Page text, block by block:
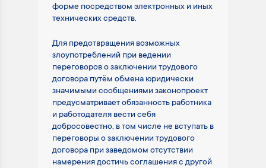
форме посредством электронных и иных
технических средств.
Для предотвращения возможных
злоупотреблений при ведении
переговоров о заключении трудового
договора путём обмена юридически
значимыми сообщениями законопроект
предусматривает обязанность работника
и работодателя вести себя
добросовестно, в том числе не вступать в
переговоры о заключении трудового
договора при заведомом отсутствии
намерения достичь соглашения с другой